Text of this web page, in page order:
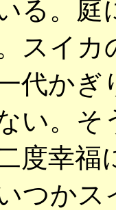
る。
スイカ
代かぎ
い。そ
度幸福
つか